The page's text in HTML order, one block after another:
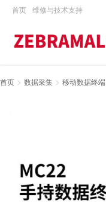
首页 维修与技术支持
打印机
办公用品
电脑、办公
首页 > 数据采集 > 移动数据终端